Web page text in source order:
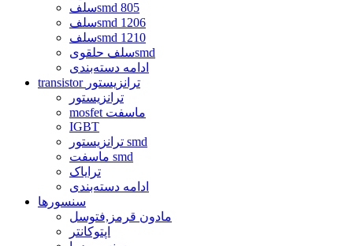
سلفsmd 805
سلفsmd 1206
سلفsmd 1210
سلف حلقویsmd
ادامه دسته‌بندی
transistor ترانزیستور
ترانزیستور
mosfet ماسفت
IGBT
ترانزیستور smd
ماسفت smd
ترایاک
ادامه دسته‌بندی
سنسورها
مادون قرمز,فتوسل
اپتوکانتر